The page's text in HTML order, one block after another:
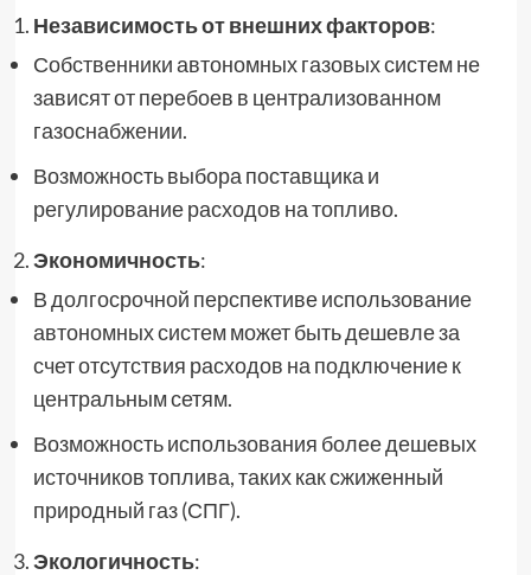
Независимость от внешних факторов:
Собственники автономных газовых систем не
зависят от перебоев в централизованном
газоснабжении.
Возможность выбора поставщика и
регулирование расходов на топливо.
Экономичность:
В долгосрочной перспективе использование
автономных систем может быть дешевле за
счет отсутствия расходов на подключение к
центральным сетям.
Возможность использования более дешевых
источников топлива, таких как сжиженный
природный газ (СПГ).
Экологичность: